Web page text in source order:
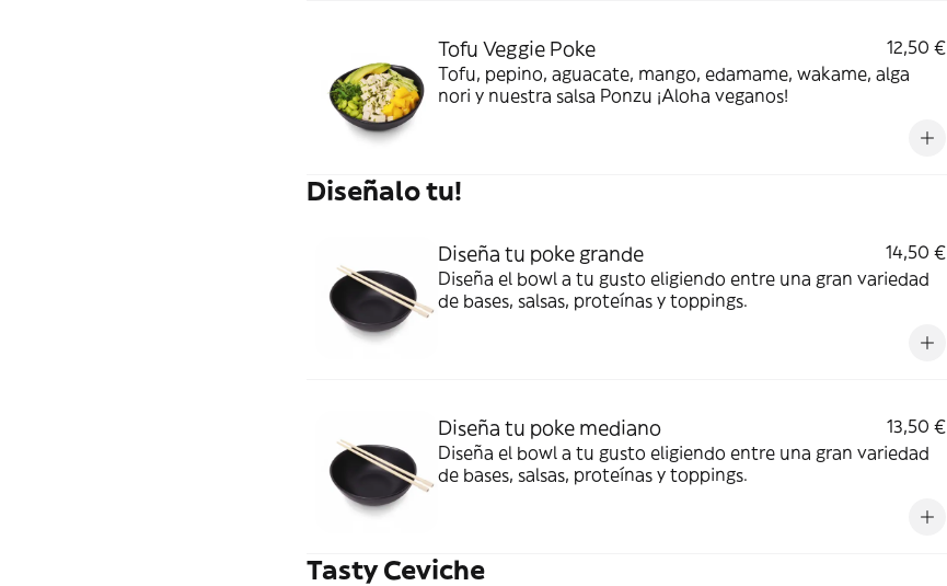
Tofu Veggie Poke
12,50 €
Tofu, pepino, aguacate, mango, edamame, wakame, alga
nori y nuestra salsa Ponzu ¡Aloha veganos!
Diseñalo tu!
Diseña tu poke grande
14,50 €
Diseña el bowl a tu gusto eligiendo entre una gran variedad
de bases, salsas, proteínas y toppings.
Diseña tu poke mediano
13,50 €
Diseña el bowl a tu gusto eligiendo entre una gran variedad
de bases, salsas, proteínas y toppings.
Tasty Ceviche